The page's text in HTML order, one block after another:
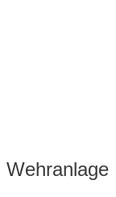
Wehranlage